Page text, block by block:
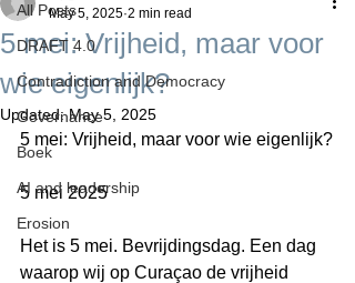
All Posts
DRAFT 4.0
Contradiction and Democracy
Governance
Boek
AI and leadership
Erosion
5 mei: Vrijheid, maar voor
wie eigenlijk?
May 5, 2025 2 min read
Updated:May 5, 2025
5 mei: Vrijheid, maar voor wie eigenlijk?
5 mei 2025
Het is 5 mei. Bevrijdingsdag. Een dag
waarop wij op Curaçao de vrijheid